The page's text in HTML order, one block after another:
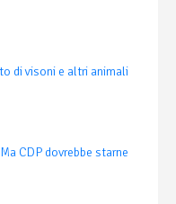
di visoni e altri animali
CDP dovrebbe starne